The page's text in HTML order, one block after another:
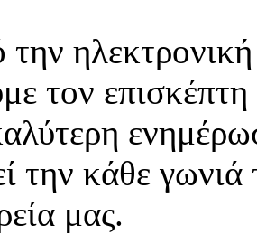
ηλεκτρονική
τον
την κάθε
μας.